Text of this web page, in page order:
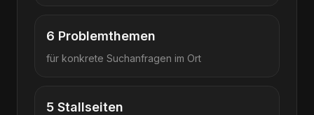
6 Problemthemen
für konkrete Suchanfragen im Ort
5 Stallseiten